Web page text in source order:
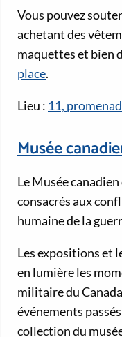
Vous pouvez
achetant des
maquettes et bien
place.
Lieu : 11,
Musée
Le Musée canadien
consacrés aux
humaine de la
Les expositions et
en lumière les
militaire du
événements
collection du